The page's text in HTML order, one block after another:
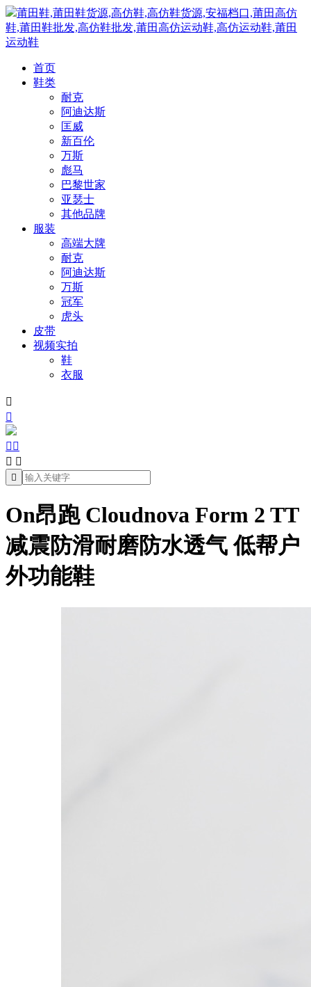
莆田鞋,莆田鞋货源,高仿鞋,高仿鞋货源,安福档口,莆田高仿
鞋,莆田鞋批发,高仿鞋批发,莆田高仿运动鞋,高仿运动鞋,莆田
运动鞋
首页
鞋类
耐克
阿迪达斯
匡威
新百伦
万斯
彪马
巴黎世家
亚瑟士
其他品牌
服装
高端大牌
耐克
阿迪达斯
万斯
冠军
虎头
皮带
视频实拍
鞋
衣服


 
 

On昂跑 Cloudnova Form 2 TT
减震防滑耐磨防水透气 低帮户
外功能鞋